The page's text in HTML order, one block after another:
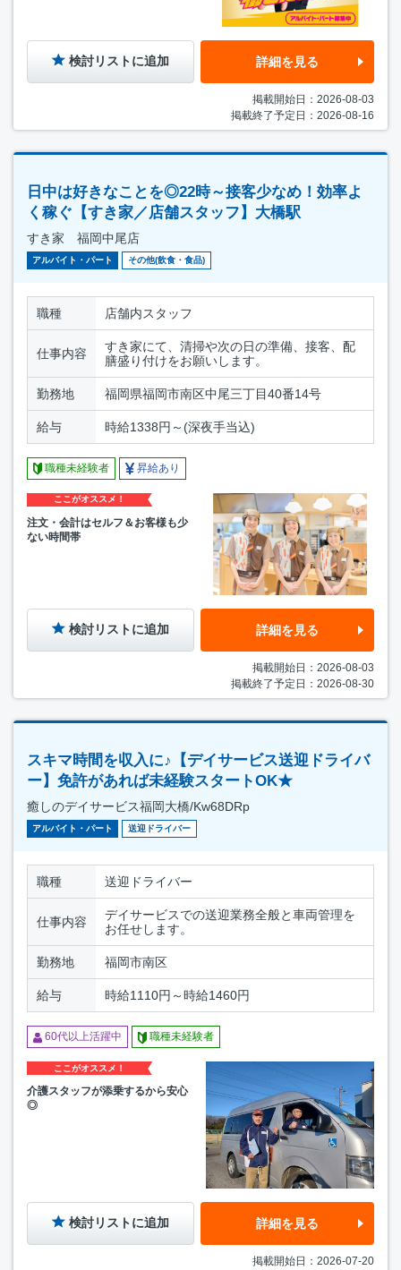
検討リストに追加 詳細を見る
掲載開始日：2026-08-03
掲載終了予定日：2026-08-16
日中は好きなことを◎22時～接客少なめ！効率よ
く稼ぐ【すき家／店舗スタッフ】大橋駅
すき家 福岡中尾店
アルバイト・パート その他(飲食・食品)
職種 店舗内スタッフ
仕事内容
すき家にて、清掃や次の日の準備、接客、配
膳盛り付けをお願いします。
勤務地 福岡県福岡市南区中尾三丁目40番14号
給与 時給1338円～(深夜手当込)
職種未経験者 昇給あり
ここがオススメ！
注文・会計はセルフ＆お客様も少
ない時間帯
検討リストに追加 詳細を見る
掲載開始日：2026-08-03
掲載終了予定日：2026-08-30
スキマ時間を収入に♪【デイサービス送迎ドライバ
ー】免許があれば未経験スタートOK★
癒しのデイサービス福岡大橋/Kw68DRp
アルバイト・パート 送迎ドライバー
職種 送迎ドライバー
仕事内容
デイサービスでの送迎業務全般と車両管理を
お任せします。
勤務地 福岡市南区
給与 時給1110円～時給1460円
60代以上活躍中 職種未経験者
ここがオススメ！
介護スタッフが添乗するから安心
◎
検討リストに追加 詳細を見る
掲載開始日：2026-07-20